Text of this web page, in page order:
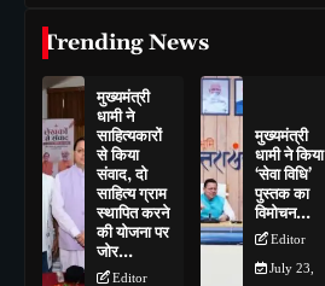
Trending News
मुख्यमंत्री
धामी ने
साहित्यकारों
से किया
संवाद, दो
साहित्य ग्राम
स्थापित करने
की योजना पर
जोर…
Editor
मुख्यमंत्री
धामी ने किया
‘सेवा विधि’
पुस्तक का
विमोचन…
Editor
July 23,